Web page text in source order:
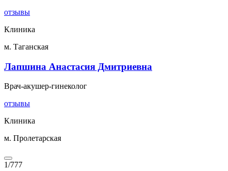
отзывы
Клиника
м. Таганская
Лапшина Анастасия Дмитриевна
Врач-акушер-гинеколог
отзывы
Клиника
м. Пролетарская
1/777